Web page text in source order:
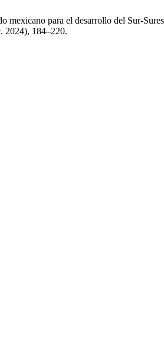
mexicano para el desarrollo del Sur-
2024), 184–220.